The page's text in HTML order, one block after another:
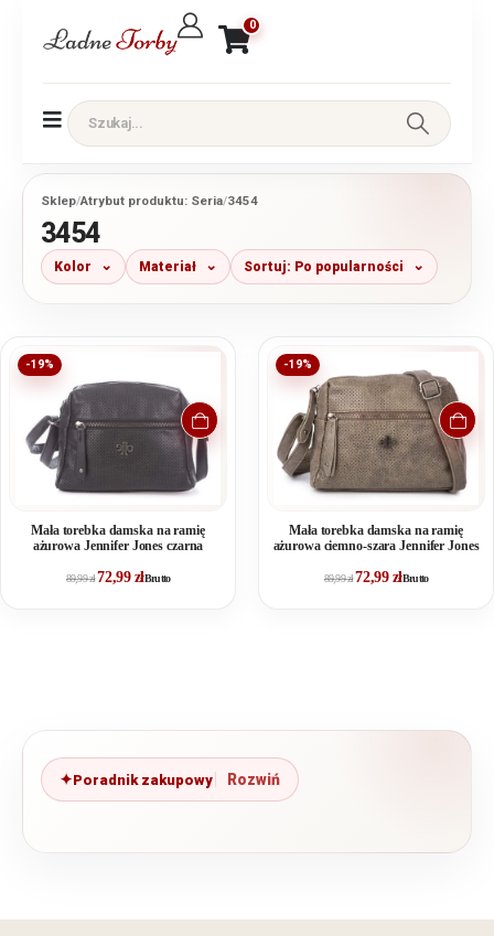
0
Sklep/Atrybut produktu: Seria/3454
3454
Kolor Materiał Sortuj: Po popularności
-19%
Mała torebka damska na ramię
ażurowa Jennifer Jones czarna
89,99zł72,99 złBrutto
-19%
Mała torebka damska na ramię
ażurowa ciemno-szara Jennifer Jones
89,99zł72,99 złBrutto
Poradnik zakupowy